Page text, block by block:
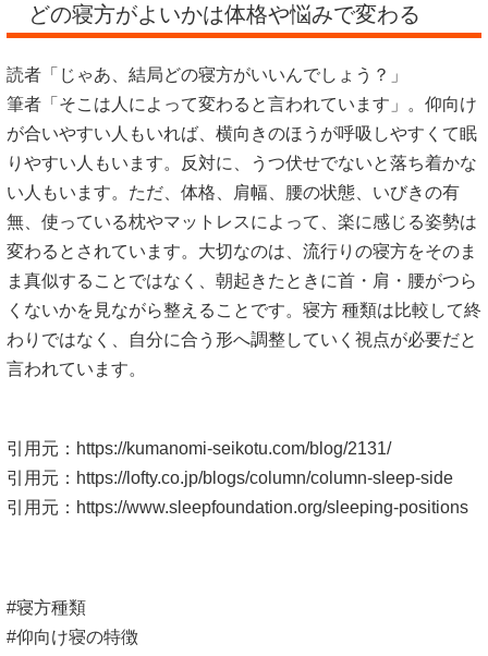
どの寝方がよいかは体格や悩みで変わる
読者「じゃあ、結局どの寝方がいいんでしょう？」
筆者「そこは人によって変わると言われています」。仰向け
が合いやすい人もいれば、横向きのほうが呼吸しやすくて眠
りやすい人もいます。反対に、うつ伏せでないと落ち着かな
い人もいます。ただ、体格、肩幅、腰の状態、いびきの有
無、使っている枕やマットレスによって、楽に感じる姿勢は
変わるとされています。大切なのは、流行りの寝方をそのま
ま真似することではなく、朝起きたときに首・肩・腰がつら
くないかを見ながら整えることです。寝方 種類は比較して終
わりではなく、自分に合う形へ調整していく視点が必要だと
言われています。
引用元： https://kumanomi-seikotu.com/blog/2131/
引用元： https://lofty.co.jp/blogs/column/column-sleep-side
引用元： https://www.sleepfoundation.org/sleeping-positions
#寝方種類
#仰向け寝の特徴